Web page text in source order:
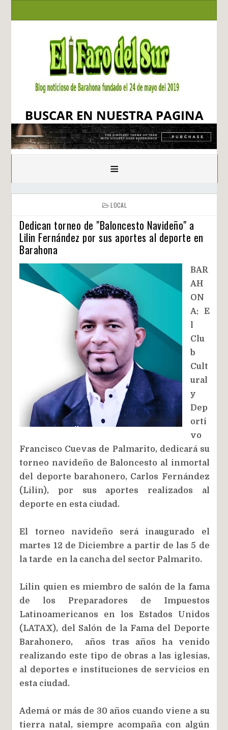
BUSCAR EN NUESTRA PAGINA
≡
LOCAL
Dedican torneo de "Baloncesto Navideño" a
Lilin Fernández por sus aportes al deporte en
Barahona
BAR
AH
ON
A:
E
l
Clu
b
Cult
ural
y
Dep
orti
vo
Francisco Cuevas de Palmarito, dedicará su
torneo navideño de Baloncesto al inmortal
del deporte barahonero, Carlos Fernández
(Lilin), por sus aportes realizados al
deporte en esta ciudad.
El torneo navideño será inaugurado el
martes 12 de Diciembre a partir de las 5 de
la tarde en la cancha del sector Palmarito.
Lilin quien es miembro de salón de la fama
de los Preparadores de Impuestos
Latinoamericanos en los Estados Unidos
(LATAX), del Salón de la Fama del Deporte
Barahonero, años tras años ha venido
realizando este tipo de obras a las iglesias,
al deportes e instituciones de servicios en
esta ciudad.
Ademá or más de 30 años cuando viene a su
tierra natal, siempre acompaña con algún